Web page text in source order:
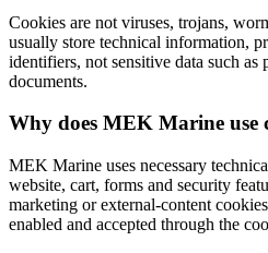
Cookies are not viruses, trojans,
usually store technical information,
identifiers, not sensitive data such as
documents.
Why does MEK Marine use
MEK Marine uses necessary
website, cart, forms and security
marketing or external-content
enabled and accepted through the